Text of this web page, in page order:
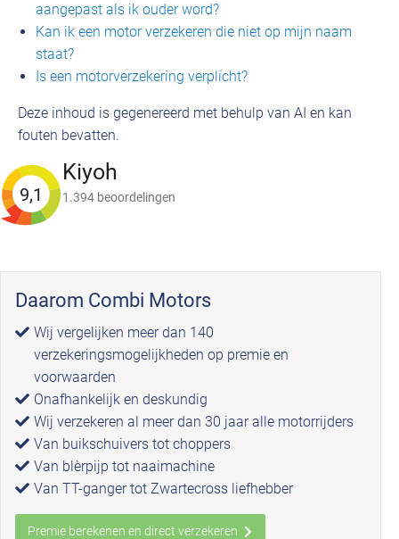
aangepast als ik ouder word?
Kan ik een motor verzekeren die niet op mijn naam
staat?
Is een motorverzekering verplicht?
Deze inhoud is gegenereerd met behulp van AI en kan
fouten bevatten.
9,1
Kiyoh
1.394 beoordelingen
Daarom Combi Motors
Wij vergelijken meer dan 140
verzekeringsmogelijkheden op premie en
voorwaarden
Onafhankelijk en deskundig
Wij verzekeren al meer dan 30 jaar alle motorrijders
Van buikschuivers tot choppers
Van blèrpijp tot naaimachine
Van TT-ganger tot Zwartecross liefhebber
Premie berekenen en direct verzekeren